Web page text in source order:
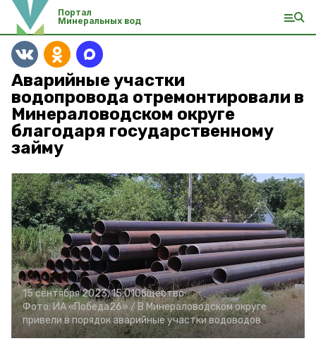
Портал
Минеральных вод
Аварийные участки
водопровода отремонтировали в
Минераловодском округе
благодаря государственному
займу
15 сентября 2023, 15:01Общество
Фото: ИА «Победа26» / В Минераловодском округе
привели в порядок аварийные участки водоводов